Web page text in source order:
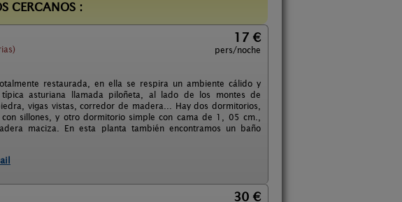
CERCANOS :
17 €
pers/noche
restaurada, en ella se respira un ambiente cálido y
asturiana llamada piloñeta, al lado de los montes de
vigas vistas, corredor de madera... Hay dos dormitorios,
sillones, y otro dormitorio simple con cama de 1, 05 cm.,
maciza. En esta planta también encontramos un baño
30 €